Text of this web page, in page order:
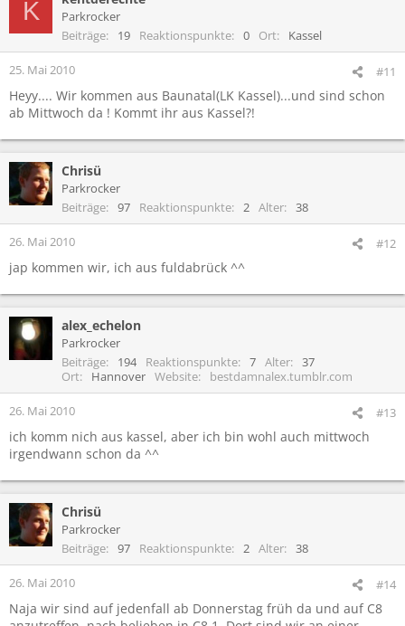
K
Parkrocker
Beiträge
19 Reaktionspunkte 0 Ort Kassel
25. Mai 2010 #11
Heyy.... Wir kommen aus Baunatal(LK Kassel)...und sind schon
ab Mittwoch da ! Kommt ihr aus Kassel?!
Chrisü
Parkrocker
Beiträge
97 Reaktionspunkte 2 Alter 38
26. Mai 2010 #12
jap kommen wir, ich aus fuldabrück ^^
alex_echelon
Parkrocker
Beiträge
194 Reaktionspunkte 7 Alter
37
Ort
Hannover Website bestdamnalex.tumblr.com
26. Mai 2010 #13
ich komm nich aus kassel, aber ich bin wohl auch mittwoch
irgendwann schon da ^^
Chrisü
Parkrocker
Beiträge
97 Reaktionspunkte 2 Alter 38
26. Mai 2010 #14
Naja wir sind auf jedenfall ab Donnerstag früh da und auf C8